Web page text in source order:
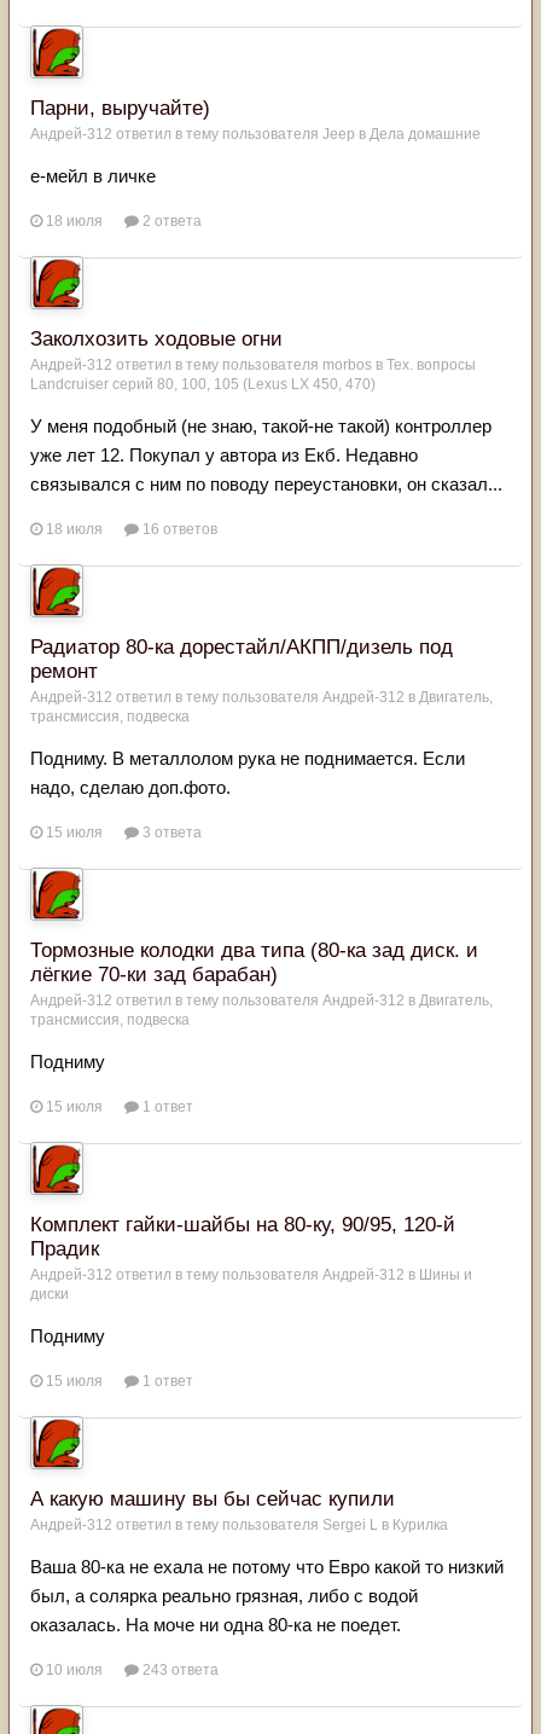
Парни, выручайте)
Андрей-312 ответил в тему пользователя Jeep в Дела домашние
е-мейл в личке
18 июля 2 ответа
Заколхозить ходовые огни
Андрей-312 ответил в тему пользователя morbos в Тех. вопросы
Landcruiser серий 80, 100, 105 (Lexus LX 450, 470)
У меня подобный (не знаю, такой-не такой) контроллер
уже лет 12. Покупал у автора из Екб. Недавно
связывался с ним по поводу переустановки, он сказал...
18 июля 16 ответов
Радиатор 80-ка дорестайл/АКПП/дизель под
ремонт
Андрей-312 ответил в тему пользователя Андрей-312 в Двигатель,
трансмиссия, подвеска
Подниму. В металлолом рука не поднимается. Если
надо, сделаю доп.фото.
15 июля 3 ответа
Тормозные колодки два типа (80-ка зад диск. и
лёгкие 70-ки зад барабан)
Андрей-312 ответил в тему пользователя Андрей-312 в Двигатель,
трансмиссия, подвеска
Подниму
15 июля 1 ответ
Комплект гайки-шайбы на 80-ку, 90/95, 120-й
Прадик
Андрей-312 ответил в тему пользователя Андрей-312 в Шины и
диски
Подниму
15 июля 1 ответ
А какую машину вы бы сейчас купили
Андрей-312 ответил в тему пользователя Sergei L в Курилка
Ваша 80-ка не ехала не потому что Евро какой то низкий
был, а солярка реально грязная, либо с водой
оказалась. На моче ни одна 80-ка не поедет.
10 июля 243 ответа